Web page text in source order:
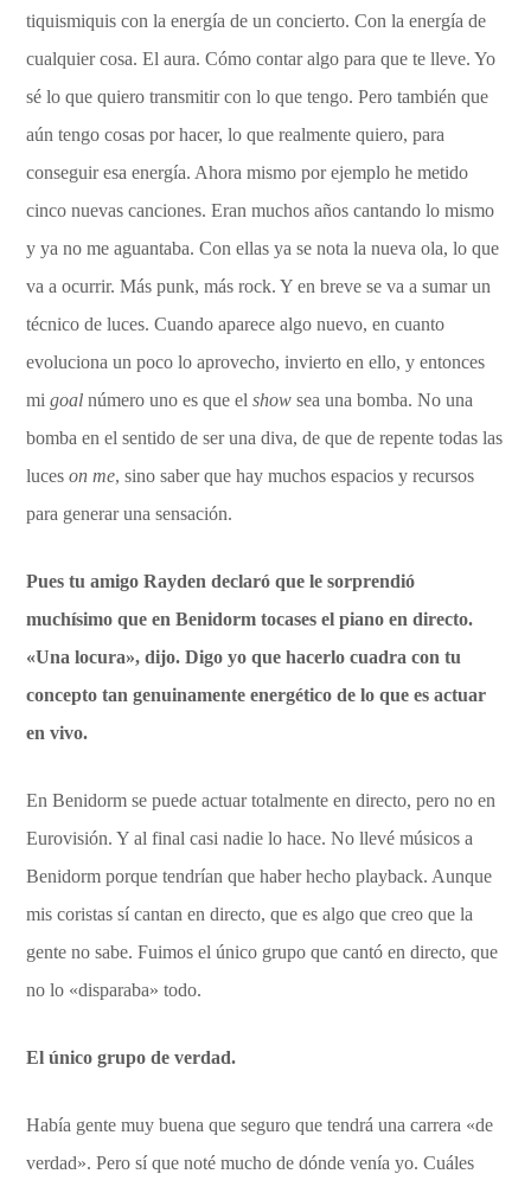
tiquismiquis con la energía de un concierto. Con la energía de
cualquier cosa. El aura. Cómo contar algo para que te lleve. Yo
sé lo que quiero transmitir con lo que tengo. Pero también que
aún tengo cosas por hacer, lo que realmente quiero, para
conseguir esa energía. Ahora mismo por ejemplo he metido
cinco nuevas canciones. Eran muchos años cantando lo mismo
y ya no me aguantaba. Con ellas ya se nota la nueva ola, lo que
va a ocurrir. Más punk, más rock. Y en breve se va a sumar un
técnico de luces. Cuando aparece algo nuevo, en cuanto
evoluciona un poco lo aprovecho, invierto en ello, y entonces
migoalnúmero uno es que elshowsea una bomba. No una
bomba en el sentido de ser una diva, de que de repente todas las
luceson me, sino saber que hay muchos espacios y recursos
para generar una sensación.
Pues tu amigo Rayden declaró que le sorprendió
muchísimo que en Benidorm tocases el piano en directo.
«Una locura», dijo. Digo yo que hacerlo cuadra con tu
concepto tan genuinamente energético de lo que es actuar
en vivo.
En Benidorm se puede actuar totalmente en directo, pero no en
Eurovisión. Y al final casi nadie lo hace. No llevé músicos a
Benidorm porque tendrían que haber hecho playback. Aunque
mis coristas sí cantan en directo, que es algo que creo que la
gente no sabe. Fuimos el único grupo que cantó en directo, que
no lo «disparaba» todo.
El único grupo de verdad.
Había gente muy buena que seguro que tendrá una carrera «de
verdad». Pero sí que noté mucho de dónde venía yo. Cuáles